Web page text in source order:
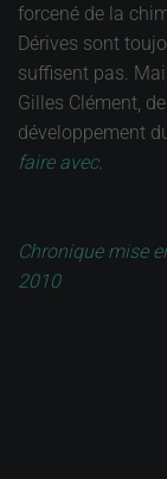
forcené de la
Dérives sont
suffisent pas.
Gilles Clément,
développement
faire avec.
Chronique mise
2010